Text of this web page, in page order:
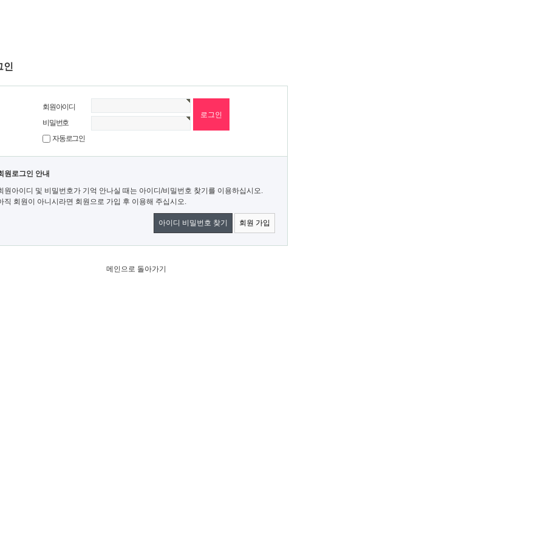
인
회원아이디
비밀번호
자동로그인
원로그인 안내
원아이디 및 비밀번호가 기억 안나실 때는 아이디/비밀번호 찾기를 이용하십시오.
직 회원이 아니시라면 회원으로 가입 후 이용해 주십시오.
아이디 비밀번호 찾기 회원 가입
메인으로 돌아가기